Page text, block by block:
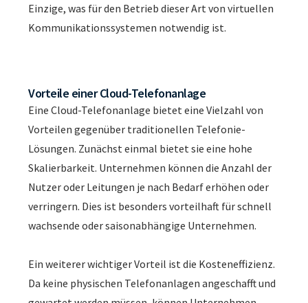
Einzige, was für den Betrieb dieser Art von virtuellen
Kommunikationssystemen notwendig ist.
Vorteile einer Cloud-Telefonanlage
Eine Cloud-Telefonanlage bietet eine Vielzahl von
Vorteilen gegenüber traditionellen Telefonie-
Lösungen. Zunächst einmal bietet sie eine hohe
Skalierbarkeit. Unternehmen können die Anzahl der
Nutzer oder Leitungen je nach Bedarf erhöhen oder
verringern. Dies ist besonders vorteilhaft für schnell
wachsende oder saisonabhängige Unternehmen.
Ein weiterer wichtiger Vorteil ist die Kosteneffizienz.
Da keine physischen Telefonanlagen angeschafft und